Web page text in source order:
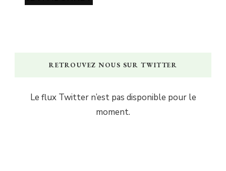
RETROUVEZ NOUS SUR TWITTER
Le flux Twitter n’est pas disponible pour le
moment.